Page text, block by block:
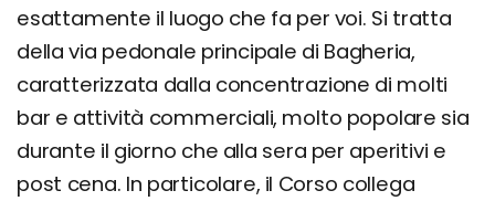
esattamente il luogo che fa per voi. Si tratta
della via pedonale principale di Bagheria,
caratterizzata dalla concentrazione di molti
bar e attività commerciali, molto popolare sia
durante il giorno che alla sera per aperitivi e
post cena. In particolare, il Corso collega